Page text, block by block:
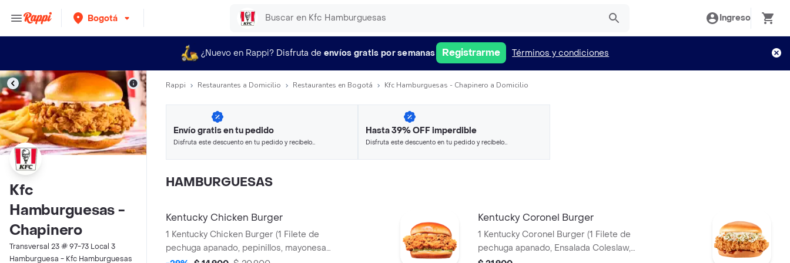
Bogotá Ingreso
¿Nuevo en Rappi? Disfruta de envíos gratis por semanas Registrarme Términos y condiciones
Kfc
Hamburguesas -
Chapinero
Transversal 23 # 97-73 Local 3
Hamburguesa - Kfc Hamburguesas
Rappi Restaurantes a Domicilio Restaurantes en Bogotá Kfc Hamburguesas - Chapinero a Domicilio
Envío gratis en tu pedido
Disfruta este descuento en tu pedido y recíbelo
Hasta 39% OFF imperdible
Disfruta este descuento en tu pedido y recíbelo
HAMBURGUESAS
Kentucky Chicken Burger
1 Kentucky Chicken Burger (1 Filete de
pechuga apanado, pepinillos, mayonesa
Kentucky Coronel Burger
1 Kentucky Coronel Burger (1 Filete de
pechuga apanado, Ensalada Coleslaw,